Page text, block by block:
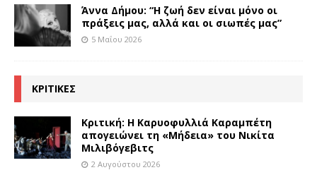
Άννα Δήμου: “Η ζωή δεν είναι μόνο οι
πράξεις μας, αλλά και οι σιωπές μας”
5 Μαΐου 2026
ΚΡΙΤΙΚΕΣ
Κριτική: Η Καρυοφυλλιά Καραμπέτη
απογειώνει τη «Μήδεια» του Νικίτα
Μιλιβόγεβιτς
2 Αυγούστου 2026